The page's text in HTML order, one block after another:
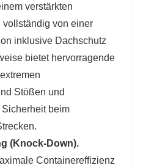
verstärkten
vollständig von einer
inklusive Dachschutz
bietet hervorragende
Stößen und
beim
(Knock-Down).
Containereffizienz